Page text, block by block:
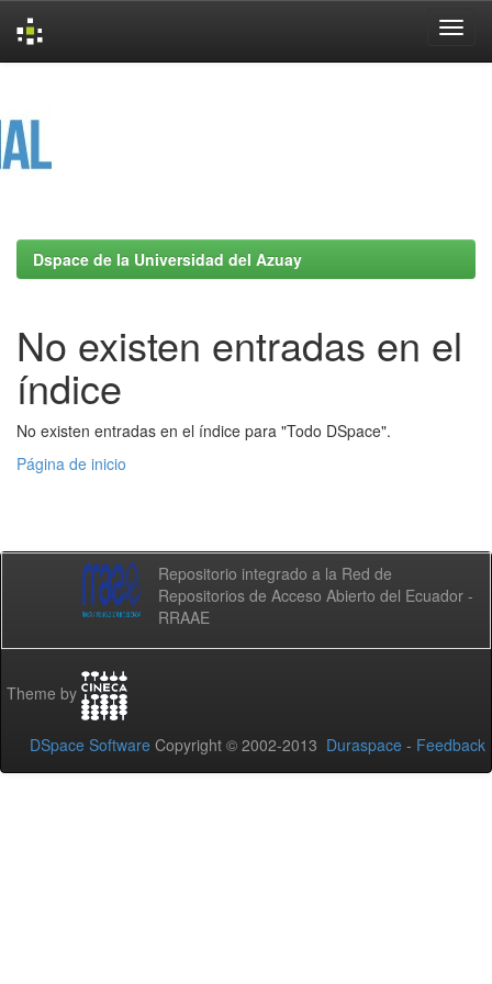
Dspace de la Universidad del Azuay
No existen entradas en el
índice
No existen entradas en el índice para "Todo DSpace".
Página de inicio
Repositorio integrado a la Red de
Repositorios de Acceso Abierto del Ecuador -
RRAAE
Theme by
DSpace Software Copyright © 2002-2013 Duraspace - Feedback